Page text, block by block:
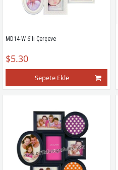
MD14-W 6'lı Çerçeve
$5.30
Sepete Ekle